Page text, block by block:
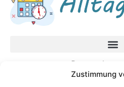
Zustimmung